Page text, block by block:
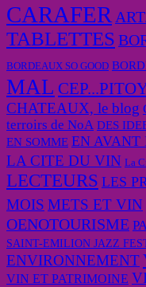
CARAFER
TABLETTES
BORDEAUX SO GOOD
MAL
CHATEAUX, le blog
terroirs de NoA DES
EN SOMME EN AVANT
LA CITE DU VIN La
LECTEURS LES
MOIS METS ET VIN
OENOTOURISME
SAINT-EMILION JAZZ
ENVIRONNEMENT
VIN ET PATRIMOINE